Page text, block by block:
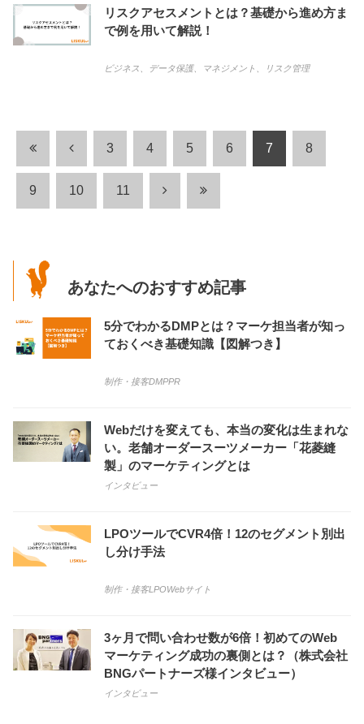
リスクアセスメントとは？基礎から進め方ま
で例を用いて解説！
ビジネス データ保護、 マネジメント リスク管理
3 4 5 6 7 8
9 10 11
あなたへのおすすめ記事
5分でわかるDMPとは？マーケ担当者が知っ
ておくべき基礎知識【図解つき】
制作・接客DMPPR
Webだけを変えても、本当の変化は生まれな
い。老舗オーダースーツメーカー「花菱縫
製」のマーケティングとは
インタビュー
LPOツールでCVR4倍！12のセグメント別出
し分け手法
制作・接客LPOWebサイト
3ヶ月で問い合わせ数が6倍！初めてのWeb
マーケティング成功の裏側とは？（株式会社
BNGパートナーズ様インタビュー）
インタビュー